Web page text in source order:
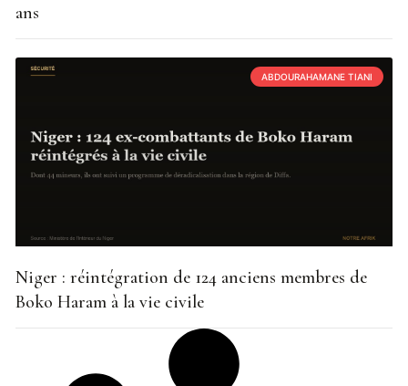
ans
ABDOURAHAMANE TIANI
Niger : réintégration de 124 anciens membres de
Boko Haram à la vie civile